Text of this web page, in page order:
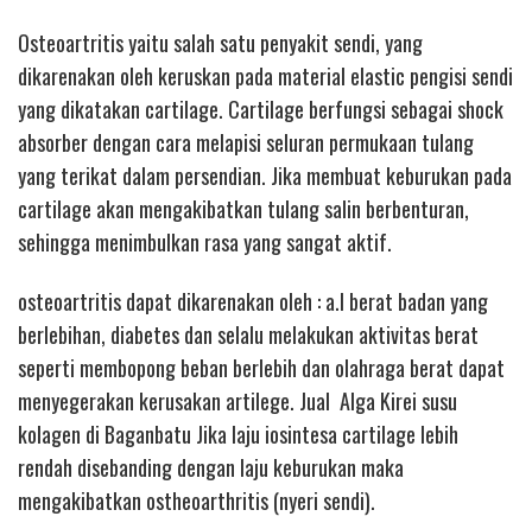
Osteoartritis yaitu salah satu penyakit sendi, yang
dikarenakan oleh keruskan pada material elastic pengisi sendi
yang dikatakan cartilage. Cartilage berfungsi sebagai shock
absorber dengan cara melapisi seluran permukaan tulang
yang terikat dalam persendian. Jika membuat keburukan pada
cartilage akan mengakibatkan tulang salin berbenturan,
sehingga menimbulkan rasa yang sangat aktif.
osteoartritis dapat dikarenakan oleh : a.l berat badan yang
berlebihan, diabetes dan selalu melakukan aktivitas berat
seperti membopong beban berlebih dan olahraga berat dapat
menyegerakan kerusakan artilege. Jual Alga Kirei susu
kolagen di Baganbatu Jika laju iosintesa cartilage lebih
rendah disebanding dengan laju keburukan maka
mengakibatkan ostheoarthritis (nyeri sendi).